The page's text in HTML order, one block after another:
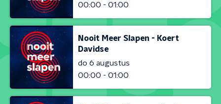
00:00 - 01:00
Nooit Meer Slapen - Koert
Davidse
do 6 augustus
00:00 - 01:00